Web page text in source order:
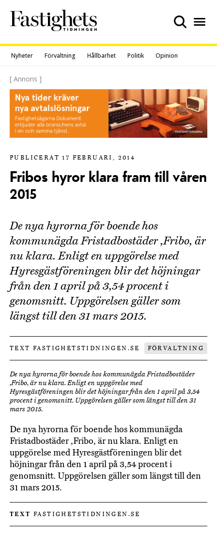
content
Nyheter Förvaltning Hållbarhet Politik Opinion
[ Annons ]
PUBLICERAT 17 FEBRUARI, 2014
Fribos hyror klara fram till våren
2015
De nya hyrorna för boende hos
kommunägda Fristadbostäder ,Fribo, är
nu klara. Enligt en uppgörelse med
Hyresgästföreningen blir det höjningar
från den 1 april på 3,54 procent i
genomsnitt. Uppgörelsen gäller som
längst till den 31 mars 2015.
TEXT FASTIGHETSTIDNINGEN.SE FÖRVALTNING
De nya hyrorna för boende hos kommunägda Fristadbostäder
,Fribo, är nu klara. Enligt en uppgörelse med
Hyresgästföreningen blir det höjningar från den 1 april på 3,54
procent i genomsnitt. Uppgörelsen gäller som längst till den 31
mars 2015.
De nya hyrorna för boende hos kommunägda
Fristadbostäder ,Fribo, är nu klara. Enligt en
uppgörelse med Hyresgästföreningen blir det
höjningar från den 1 april på 3,54 procent i
genomsnitt. Uppgörelsen gäller som längst till den
31 mars 2015.
TEXT FASTIGHETSTIDNINGEN.SE